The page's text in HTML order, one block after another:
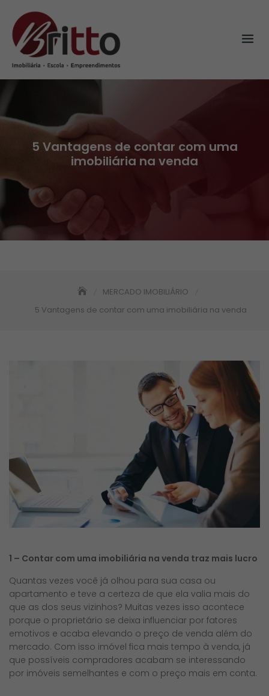
content
5 Vantagens de contar com uma
imobiliária na venda
MERCADO IMOBILIÁRIO
5 Vantagens de contar com uma imobiliária na venda
1 – Contar com uma imobiliária na venda traz mais lucro
Quantas vezes você já olhou para sua casa ou
apartamento e teve a certeza de que ela valia mais do
que as dos seus vizinhos? Muitas vezes isso acontece
porque o proprietário se deixa influenciar por fatores
emotivos e acaba elevando o preço de venda além do
mercado. Com isso imóvel fica mais tempo à venda, já
que possíveis compradores acabam se interessando
por imóveis semelhantes e com o preço mais em conta.